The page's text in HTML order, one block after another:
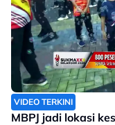
VIDEO TERKINI
MBPJ jadi lokasi